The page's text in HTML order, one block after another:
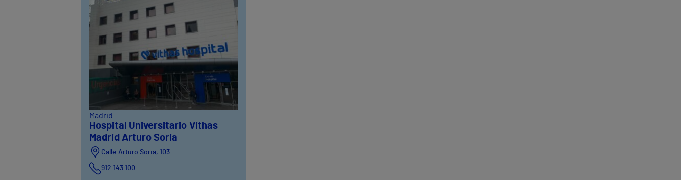
Madrid
Hospital Universitario Vithas
Madrid Arturo Soria
Calle Arturo Soria, 103
912 143 100